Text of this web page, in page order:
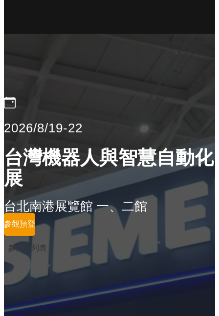
2026/8/19-22
台灣機器人與智慧自動化
展
台北南港展覽館 一、二館
參觀預登
參展商列表